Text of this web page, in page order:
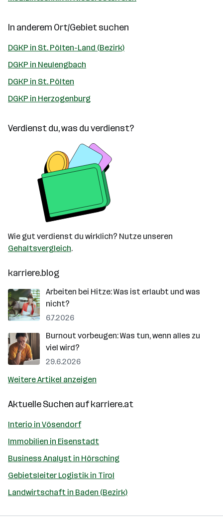
In anderem Ort/Gebiet suchen
DGKP in St. Pölten-Land (Bezirk)
DGKP in Neulengbach
DGKP in St. Pölten
DGKP in Herzogenburg
Verdienst du, was du verdienst?
Wie gut verdienst du wirklich? Nutze unseren
Gehaltsvergleich.
karriere.blog
Arbeiten bei Hitze: Was ist erlaubt und was
nicht?
6.7.2026
Burnout vorbeugen: Was tun, wenn alles zu
viel wird?
29.6.2026
Weitere Artikel anzeigen
Aktuelle Suchen aufkarriere.at
Interio in Vösendorf
Immobilien in Eisenstadt
Business Analyst in Hörsching
Gebietsleiter Logistik in Tirol
Landwirtschaft in Baden (Bezirk)